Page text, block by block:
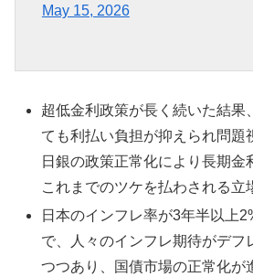
May 15, 2026
超低金利政策が長く続いた結果
ても利払い負担が抑えられ問題
日銀の政策正常化により長期金
これまでのツケを払わされる立
日本のインフレ率が3年半以上
で、人々のインフレ期待がデフ
つつあり、国債市場の正常化が